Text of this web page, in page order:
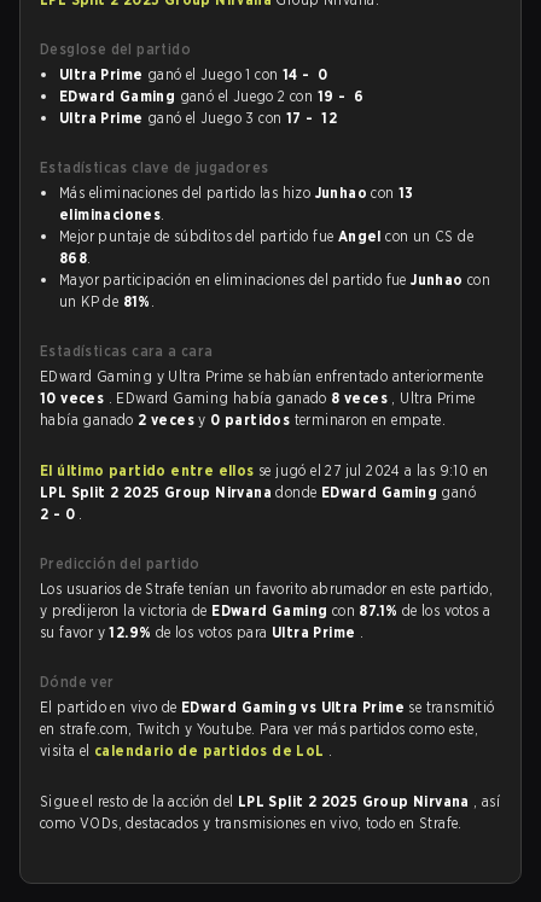
Desglose del partido
Ultra Prime ganó el Juego 1 con 14 - 0
EDward Gaming ganó el Juego 2 con 19 - 6
Ultra Prime ganó el Juego 3 con 17 - 12
Estadísticas clave de jugadores
Más eliminaciones del partido las hizo Junhao con13
eliminaciones.
Mejor puntaje de súbditos del partido fue Angel con un CS de
868.
Mayor participación en eliminaciones del partido fueJunhao con
un KP de 81% .
Estadísticas cara a cara
EDward Gaming y Ultra Prime se habían enfrentado anteriormente
10 veces . EDward Gaming había ganado 8 veces , Ultra Prime
había ganado 2 vecesy 0 partidos terminaron en empate.
El último partido entre ellos se jugó el 27 jul 2024 a las 9:10 en
LPL Split 2 2025 Group Nirvanadonde EDward Gaming ganó
2 - 0 .
Predicción del partido
Los usuarios de Strafe tenían un favorito abrumador en este partido,
y predijeron la victoria de EDward Gaming con 87.1% de los votos a
su favor y12.9% de los votos para Ultra Prime .
Dónde ver
El partido en vivo de EDward Gaming vs Ultra Prime se transmitió
en strafe.com, Twitch y Youtube. Para ver más partidos como este,
visita el calendario de partidos de LoL .
Sigue el resto de la acción del LPL Split 2 2025 Group Nirvana , así
como VODs, destacados y transmisiones en vivo, todo en Strafe.